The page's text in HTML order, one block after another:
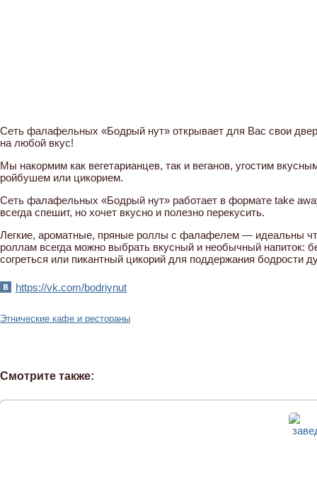
Сеть фалафельных «Бодрый нут» открывает для Вас свои
на любой вкус!
Мы накормим как вегетарианцев, так и веганов, угостим
ройбушем или цикорием.
Сеть фалафельных «Бодрый нут» работает в формате take
всегда спешит, но хочет вкусно и полезно перекусить.
Легкие, ароматные, пряные роллы с фалафелем — идеальны
роллам всегда можно выбрать вкусный и необычный напиток:
согреться или пикантный цикорий для поддержания бодрости
https://vk.com/bodriynut
Этнические кафе и рестораны
Смотрите также: